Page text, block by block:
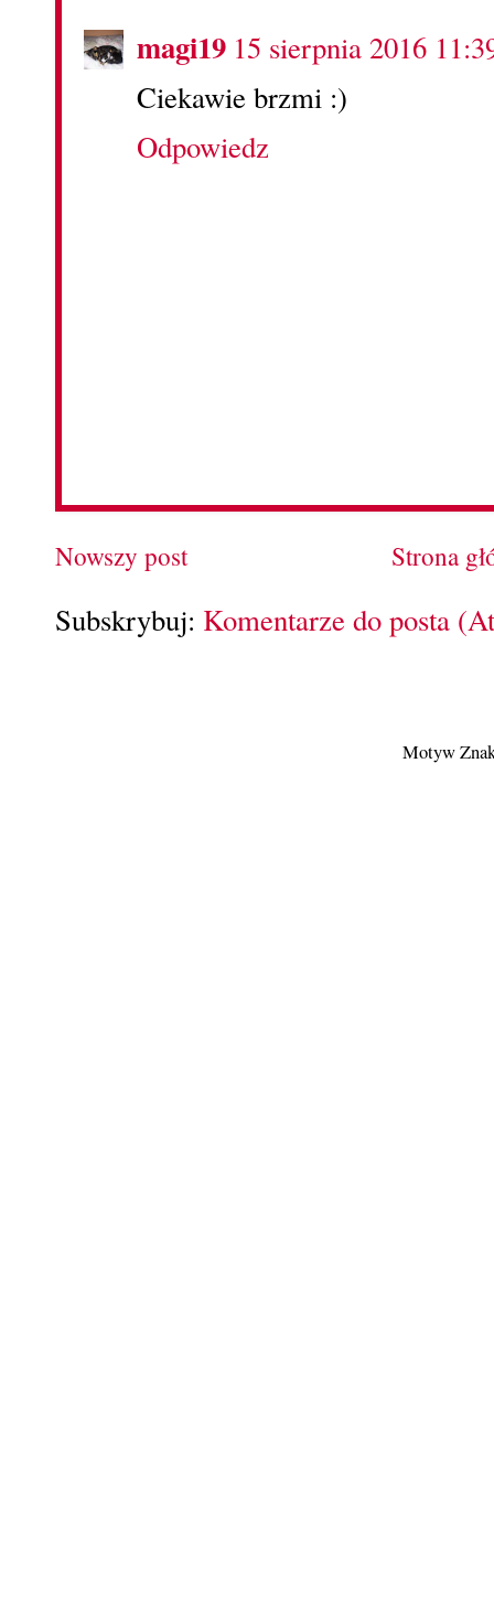
magi19 15 sierpnia 2016
Ciekawie brzmi :)
Odpowiedz
Nowszy post Strona
Subskrybuj: Komentarze do posta
Motyw